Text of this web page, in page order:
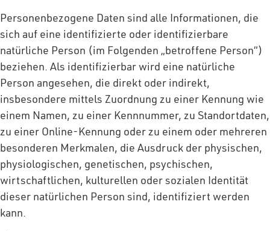
Personenbezogene Daten sind alle Informationen, die
sich auf eine identifizierte oder identifizierbare
natürliche Person (im Folgenden „betroffene Person“)
beziehen. Als identifizierbar wird eine natürliche
Person angesehen, die direkt oder indirekt,
insbesondere mittels Zuordnung zu einer Kennung wie
einem Namen, zu einer Kennnummer, zu Standortdaten,
zu einer Online-Kennung oder zu einem oder mehreren
besonderen Merkmalen, die Ausdruck der physischen,
physiologischen, genetischen, psychischen,
wirtschaftlichen, kulturellen oder sozialen Identität
dieser natürlichen Person sind, identifiziert werden
kann.